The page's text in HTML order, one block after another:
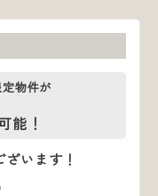
物件が
能！
います！